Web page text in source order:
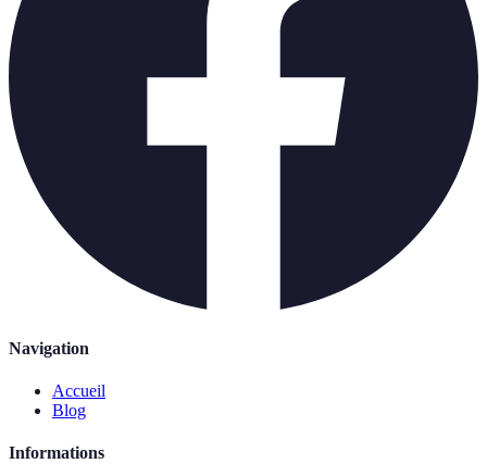
Navigation
Accueil
Blog
Informations